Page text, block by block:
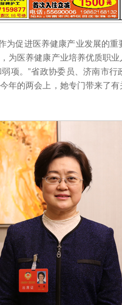
为促进医养健康产业发展的
为医养健康产业培养优质职
项。”省政协委员、济南市
年的两会上，她专门带来了